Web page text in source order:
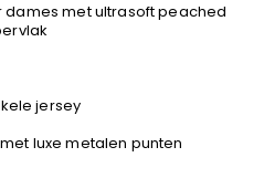
dames met ultrasoft peached
jersey
luxe metalen punten